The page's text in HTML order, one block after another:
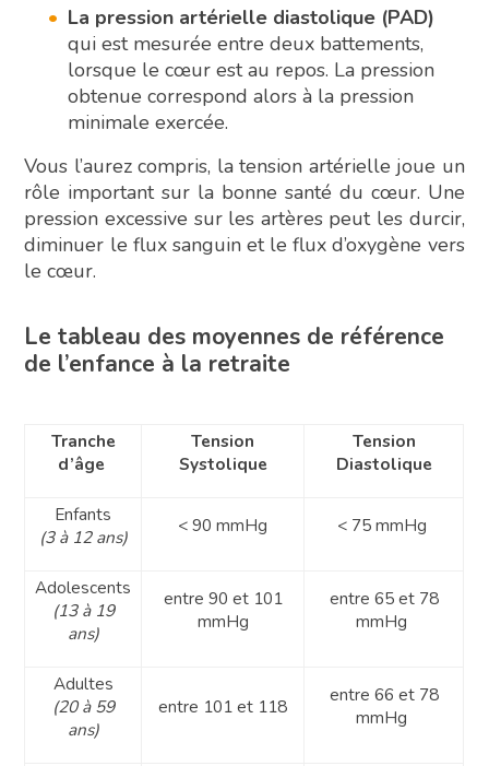
La pression artérielle diastolique (PAD)
qui est mesurée entre deux battements,
lorsque le cœur est au repos. La pression
obtenue correspond alors à la pression
minimale exercée.
Vous l’aurez compris, la tension artérielle joue un
rôle important sur la bonne santé du cœur. Une
pression excessive sur les artères peut les durcir,
diminuer le flux sanguin et le flux d’oxygène vers
le cœur.
Le tableau des moyennes de référence
de l’enfance à la retraite
Tranche
d’âge
Tension
Systolique
Tension
Diastolique
Enfants
(3 à 12 ans)
< 90 mmHg < 75 mmHg
Adolescents
(13 à 19
ans)
entre 90 et 101
mmHg
entre 65 et 78
mmHg
Adultes
(20 à 59
ans)
entre 101 et 118
entre 66 et 78
mmHg